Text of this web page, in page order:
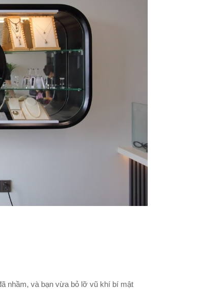
nhầm, và bạn vừa bỏ lỡ vũ khí bí mật